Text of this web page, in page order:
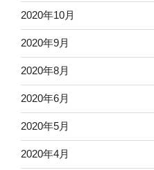
2020年10月
2020年9月
2020年8月
2020年6月
2020年5月
2020年4月